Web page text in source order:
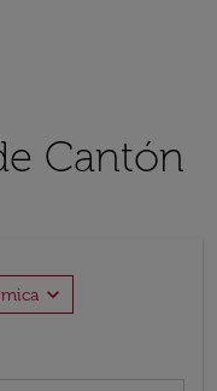
Cantón
expand_more